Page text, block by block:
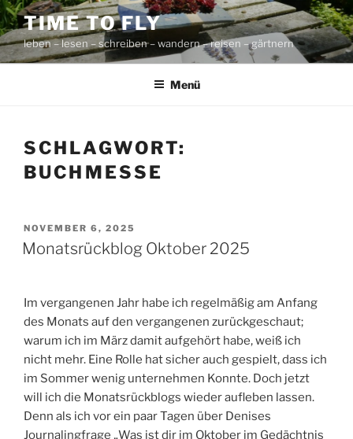
Zum
Inhalt
springen
TIME TO FLY
leben – lesen – schreiben – wandern – reisen – gärtnern
Menü
SCHLAGWORT:
BUCHMESSE
VERÖFFENTLICHT
AM
NOVEMBER 6, 2025
Monatsrückblog Oktober 2025
Im vergangenen Jahr habe ich regelmäßig am Anfang
des Monats auf den vergangenen zurückgeschaut;
warum ich im März damit aufgehört habe, weiß ich
nicht mehr. Eine Rolle hat sicher auch gespielt, dass ich
im Sommer wenig unternehmen Konnte. Doch jetzt
will ich die Monatsrückblogs wieder aufleben lassen.
Denn als ich vor ein paar Tagen über Denises
Journalingfrage „Was ist dir im Oktober im Gedächtnis